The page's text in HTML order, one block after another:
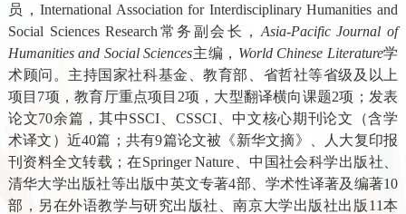
员，International Association for Interdisciplinary Humanities and
Social Sciences Research 常务副会长， Asia-Pacific Journal of
Humanities and Social Sciences主编 ， World Chinese Literature学
术顾问 。主持国家社科基金、教育部、省哲社等省级 及 以上
项目 7项，教育厅重点项目 2项，大型翻译横向课题2项；发表
论文70余篇，其中SSCI CSSCI、中文核心期刊论文（含学
术译文） 近40篇；共有9篇论文被《新华文摘》、人大复印报
刊资料全文转载；在Springer Nature 、中国社会科学出版社
清华大学出版社等出版中英文专著4部 、学术性译著及 编著10
部 ，另在外语教学与研究出版社 、南京大学出版社出版 11本